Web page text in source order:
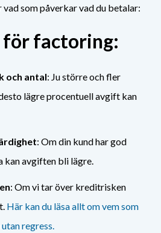
som påverkar vad du betalar:
för factoring:
och antal: Ju större och fler
lägre procentuell avgift kan
: Om din kund har god
kan avgiften bli lägre.
: Om vi tar över kreditrisken
Här kan du läsa allt om vem som
regress.